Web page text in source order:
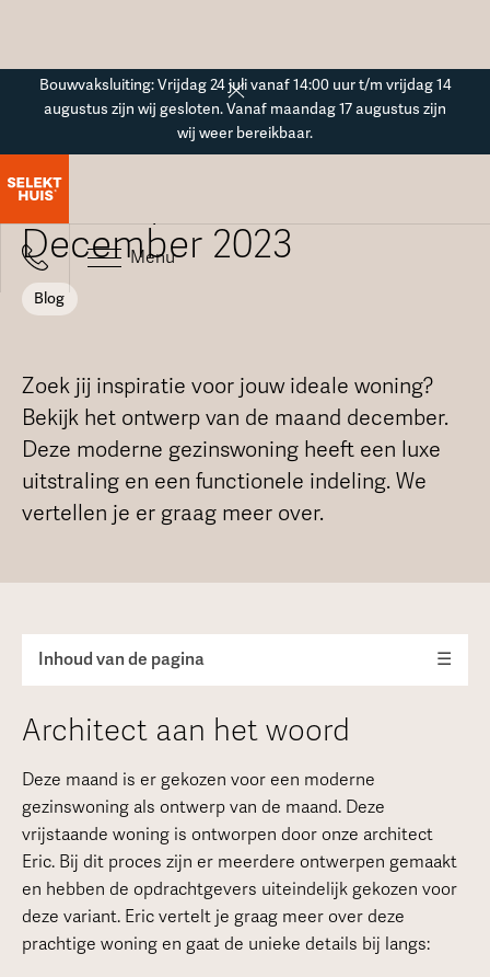
Bouwvaksluiting: Vrijdag 24 juli vanaf 14:00 uur t/m vrijdag 14
augustus zijn wij gesloten. Vanaf maandag 17 augustus zijn
wij weer bereikbaar.
Menu
Blogoverzicht
Ontwerp van de maand -
December 2023
Blog
Zoek jij inspiratie voor jouw ideale woning?
Bekijk het ontwerp van de maand december.
Deze moderne gezinswoning heeft een luxe
uitstraling en een functionele indeling. We
vertellen je er graag meer over.
Inhoud van de pagina ☰
Architect aan het woord
Deze maand is er gekozen voor een moderne
gezinswoning als ontwerp van de maand. Deze
vrijstaande woning is ontworpen door onze architect
Eric. Bij dit proces zijn er meerdere ontwerpen gemaakt
en hebben de opdrachtgevers uiteindelijk gekozen voor
deze variant. Eric vertelt je graag meer over deze
prachtige woning en gaat de unieke details bij langs: